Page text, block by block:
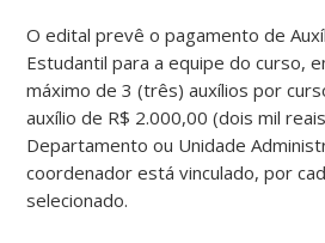
O edital prevê o pagamento de
Estudantil para a equipe do curso,
máximo de 3 (três) auxílios por
auxílio de R$ 2.000,00 (dois mil
Departamento ou Unidade
coordenador está vinculado, por
selecionado.